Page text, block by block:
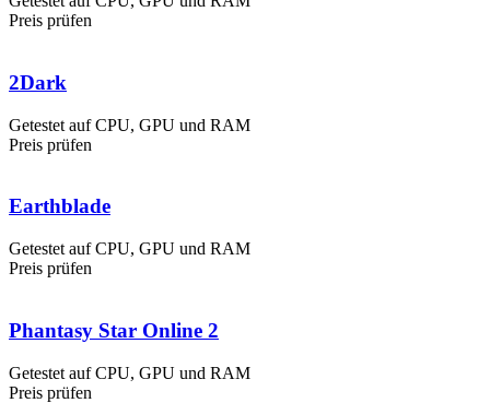
Preis prüfen
2Dark
Getestet auf CPU, GPU und RAM
Preis prüfen
Earthblade
Getestet auf CPU, GPU und RAM
Preis prüfen
Phantasy Star Online 2
Getestet auf CPU, GPU und RAM
Preis prüfen